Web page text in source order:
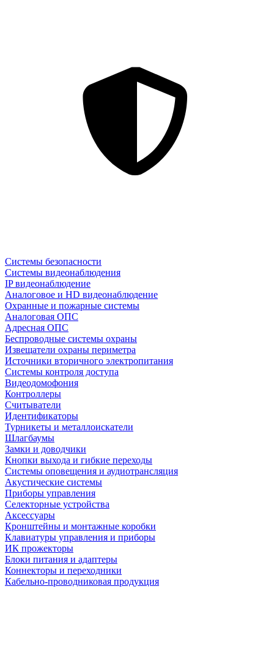
Системы безопасности
Системы видеонаблюдения
IP видеонаблюдение
Аналоговое и HD видеонаблюдение
Охранные и пожарные системы
Аналоговая ОПС
Адресная ОПС
Беспроводные системы охраны
Извещатели охраны периметра
Источники вторичного электропитания
Системы контроля доступа
Видеодомофония
Контроллеры
Считыватели
Идентификаторы
Турникеты и металлоискатели
Шлагбаумы
Замки и доводчики
Кнопки выхода и гибкие переходы
Системы оповещения и аудиотрансляция
Акустические системы
Приборы управления
Селекторные устройства
Аксессуары
Кронштейны и монтажные коробки
Клавиатуры управления и приборы
ИК прожекторы
Блоки питания и адаптеры
Коннекторы и переходники
Кабельно-проводниковая продукция